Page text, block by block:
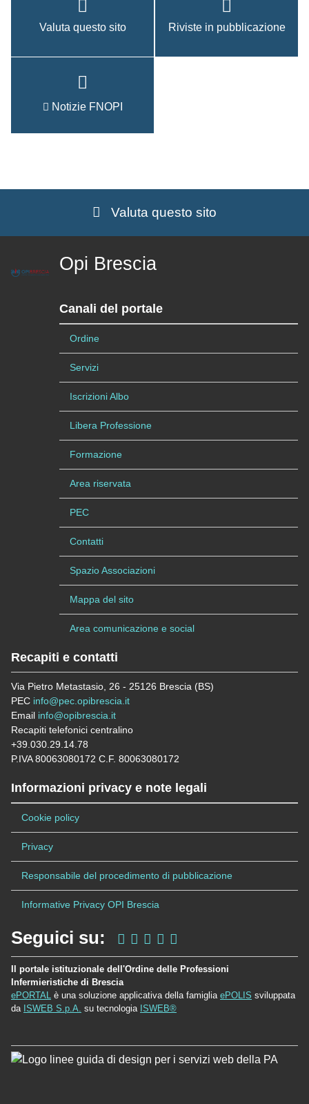
Valuta questo sito Riviste in pubblicazione
Notizie FNOPI
Valuta questo sito
Opi Brescia
Canali del portale
Ordine
Servizi
Iscrizioni Albo
Libera Professione
Formazione
Area riservata
PEC
Contatti
Spazio Associazioni
Mappa del sito
Area comunicazione e social
Recapiti e contatti
Via Pietro Metastasio, 26 - 25126 Brescia (BS)
PEC info@pec.opibrescia.it
Email info@opibrescia.it
Recapiti telefonici centralino
+39.030.29.14.78
P.IVA 80063080172 C.F. 80063080172
Informazioni privacy e note legali
Cookie policy
Privacy
Responsabile del procedimento di pubblicazione
Informative Privacy OPI Brescia
Seguici su:
Il portale istituzionale dell'Ordine delle Professioni
Infermieristiche di Brescia
ePORTAL è una soluzione applicativa della famiglia ePOLIS sviluppata
da ISWEB S.p.A. su tecnologia ISWEB®